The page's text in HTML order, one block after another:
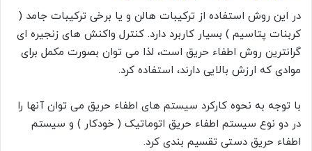
در این روش استفاده از ترکیبات هالن و یا برخی ترکیبات جامد (
کربنات پتاسیم ) بسیار کاربرد دارد. کنترل واکنش های زنجیره ای
گرانترین روش اطفاء حریق است، لذا می توان بصورت مکمل برای
موادی که ارزش بالایی دارند، استفاده کرد.
با توجه به نحوه کارکرد سیستم های اطفاء حریق می توان آنها را
در دو نوع سیستم اطفاء حریق اتوماتیک ( خودکار ) و سیستم
اطفاء حریق دستی تقسیم بندی کرد.